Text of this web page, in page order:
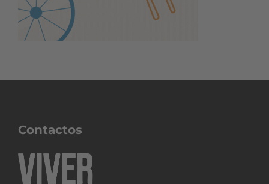
Contactos